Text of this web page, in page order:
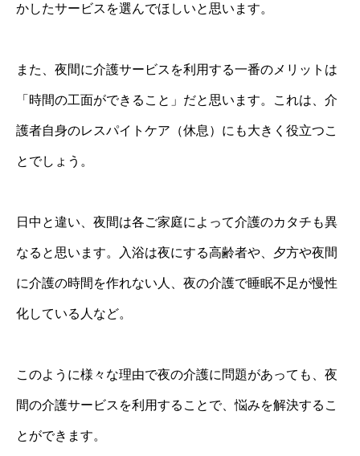
かしたサービスを選んでほしいと思います。
また、夜間に介護サービスを利用する一番のメリットは
「時間の工面ができること」だと思います。これは、介
護者自身のレスパイトケア（休息）にも大きく役立つこ
とでしょう。
日中と違い、夜間は各ご家庭によって介護のカタチも異
なると思います。入浴は夜にする高齢者や、夕方や夜間
に介護の時間を作れない人、夜の介護で睡眠不足が慢性
化している人など。
このように様々な理由で夜の介護に問題があっても、夜
間の介護サービスを利用することで、悩みを解決するこ
とができます。